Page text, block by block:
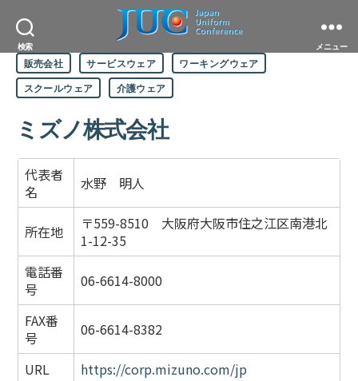
検索
UNIFORM
CONFERENCE
人
ニ
フ
会
メニュー
カ
テ
ゴ
リ
販売会社 サービスウェア
ワーキングウェア
スクールウェア
介護ウェア
ミズノ株式会社
代表者
名
水野 明人
所在地
〒559-8510 大阪府大阪市住之江区南港北
1-12-35
電話番
号
06-6614-8000
FAX番
号
06-6614-8382
URL https://corp.mizuno.com/jp